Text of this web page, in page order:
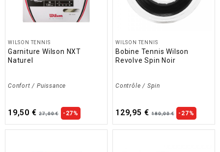
WILSON TENNIS
Garniture Wilson NXT
Naturel
Confort / Puissance
19,50 € 27,00 € -27%
WILSON TENNIS
Bobine Tennis Wilson
Revolve Spin Noir
Contrôle / Spin
129,95 € 180,00 € -27%